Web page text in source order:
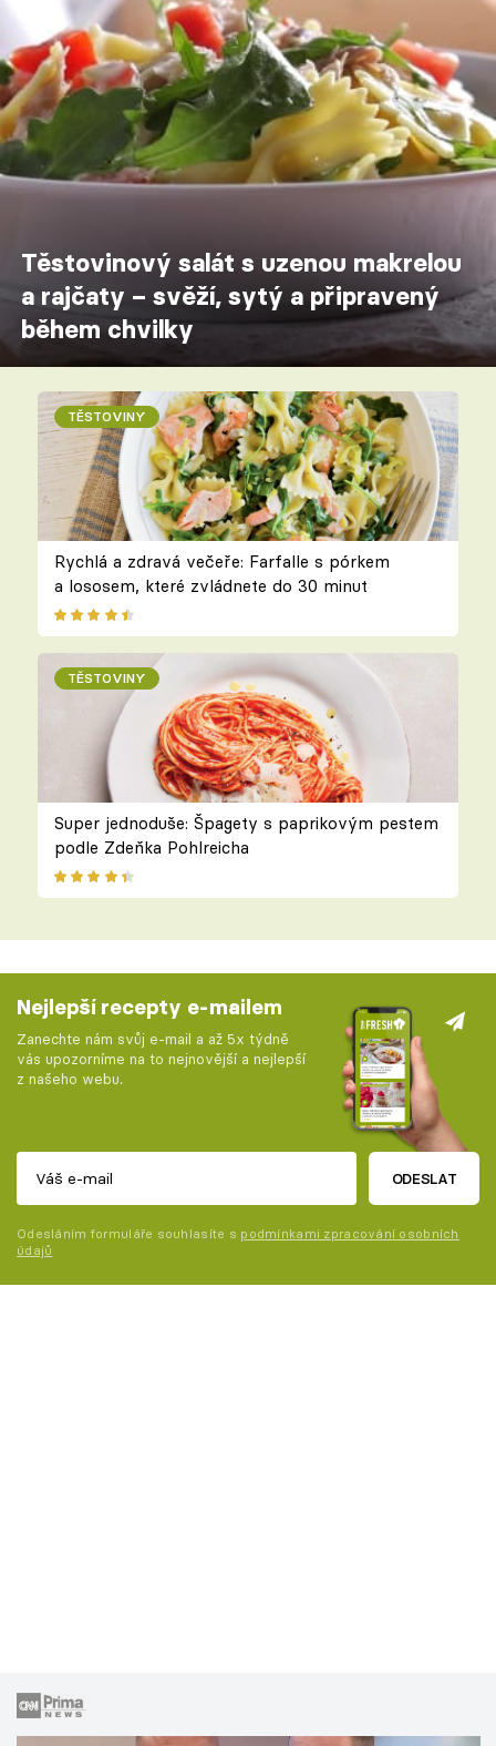
Těstovinový salát s uzenou makrelou
a rajčaty – svěží, sytý a připravený
během chvilky
TĚSTOVINY
Rychlá a zdravá večeře: Farfalle s pórkem
a lososem, které zvládnete do 30 minut
TĚSTOVINY
Super jednoduše: Špagety s paprikovým pestem
podle Zdeňka Pohlreicha
Nejlepší recepty e-mailem
Zanechte nám svůj e-mail a až 5x týdně
vás upozorníme na to nejnovější a nejlepší
z našeho webu.
ODESLAT
Odesláním formuláře souhlasíte s podmínkami zpracování osobních
údajů